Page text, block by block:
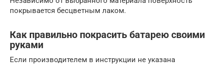
покрывается бесцветным лаком.
Как правильно покрасить батарею своими
руками
Если производителем в инструкции не указана